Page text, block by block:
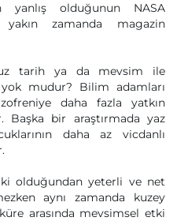
yanlış olduğunun NASA
zamanda magazin
tarih ya da mevsim ile
mudur? Bilim adamları
daha fazla yatkın
Başka bir araştırmada yaz
daha az vicdanlı
olduğundan yeterli ve net
aynı zamanda kuzey
arasında mevsimsel etki